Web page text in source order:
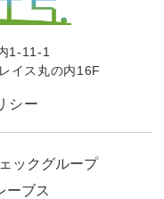
1-11-1
イス丸の内16F
シー
ックグループ
ーブス